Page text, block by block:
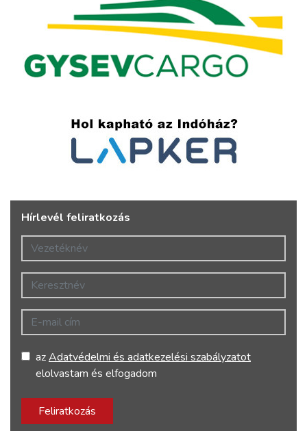
Hírlevél feliratkozás
Vezetéknév
Keresztnév
E-mail cím
azAdatvédelmi és adatkezelési szabályzatot
elolvastam és elfogadom
Feliratkozás